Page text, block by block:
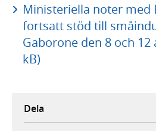
Ministeriella noter med
fortsatt stöd till
Gaborone den 8 och 12
kB)
Dela